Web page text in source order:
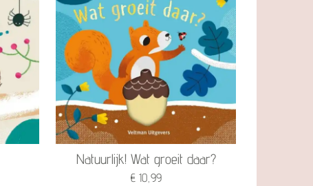
Natuurlijk! Wat groeit daar?
€ 10,99